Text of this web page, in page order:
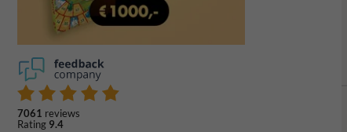
7061 reviews
Rating 9.4